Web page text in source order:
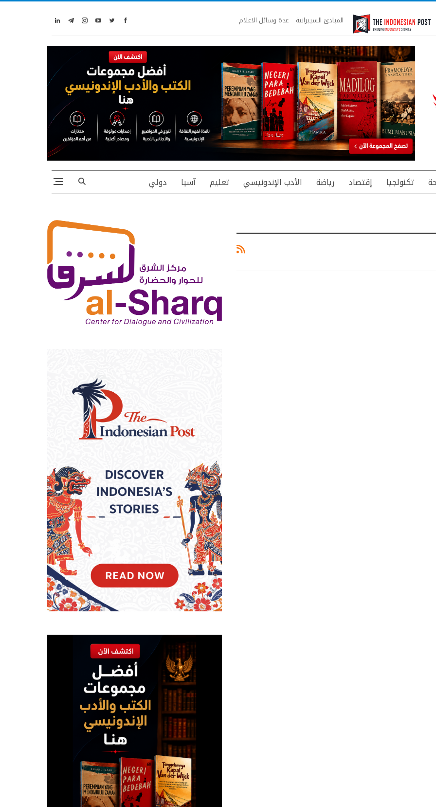
المبادئ السيبرانية عدة وسائل الاعلام
تكنولجيا إقتصاد رياضة الأدب الإندونيسي تعليم آسيا دولي